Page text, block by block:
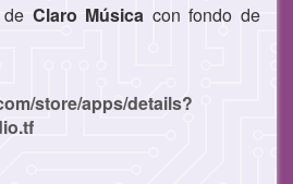
Claro Música con fondo de
store/apps/details?